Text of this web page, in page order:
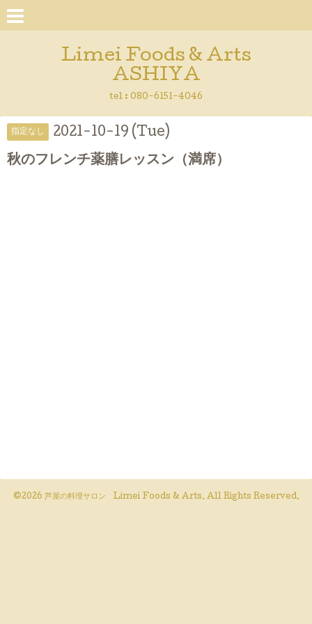
Limei Foods & Arts
ASHIYA
tel : 080-6151-4046
指定なし 2021-10-19 (Tue)
秋のフレンチ薬膳レッスン（満席）
©2026 芦屋の料理サロン Limei Foods & Arts. All Rights Reserved.